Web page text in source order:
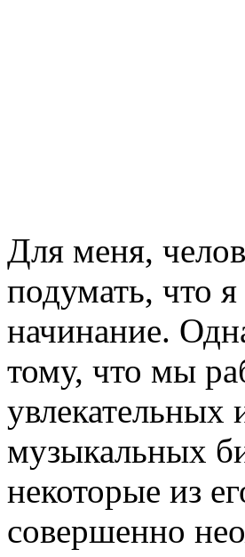
Для меня,
подумать, что
начинание.
тому, что мы
увлекательных
музыкальных
некоторые из
совершенно